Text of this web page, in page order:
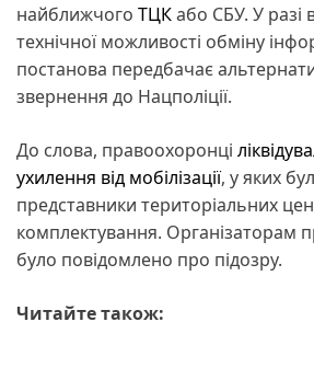
найближчого ТЦКабо СБУ. У разі
технічної можливості обміну
постанова передбачає
звернення до Нацполіції.
До слова, правоохоронці
ухилення від мобілізації, у яких
представники територіальних
комплектування. Організаторам
було повідомлено про підозру.
Читайте також: